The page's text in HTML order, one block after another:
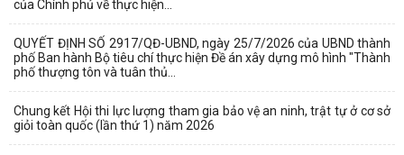
của Chính phủ về thực hiện...
QUYẾT ĐỊNH SỐ 2917/QĐ-UBND, ngày 25/7/2026 của UBND thành
phố Ban hành Bộ tiêu chí thực hiện Đề án xây dựng mô hình "Thành
phố thượng tôn và tuân thủ...
Chung kết Hội thi lực lượng tham gia bảo vệ an ninh, trật tự ở cơ sở
giỏi toàn quốc (lần thứ 1) năm 2026